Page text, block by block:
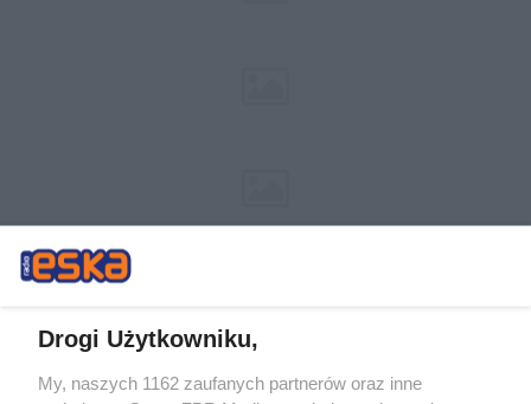
Żaden utwór zamieszczony w serwisie nie może być powielany i
Drogi Użytkowniku,
My, naszych 1162 zaufanych partnerów oraz inne